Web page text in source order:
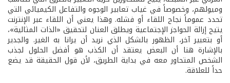
وميولهم، وخصوصاً في غياب تعابير الوجوه والتفاعل الكيميائي التي
تحدد عموماً نجاح اللقاء أو فشله. وهذا يعني أن اللقاء عبر الإنترنت
يتيح إزالة الحواجز الإجتماعية ويطلق العنان لتحقيق «الذات المثالية»،
أو بتعبير آخر، الظهور بالشكل الذي نريد أن يرانا به الغير. والجدير
بالإشارة هنا أن البعض يعتقد أن الكذب هو أفضل الحلول لجذب
الشخص المتحاور معه في بداية الطريق، لأن قول الحقيقة قد يضع
حداً للعلاقة.